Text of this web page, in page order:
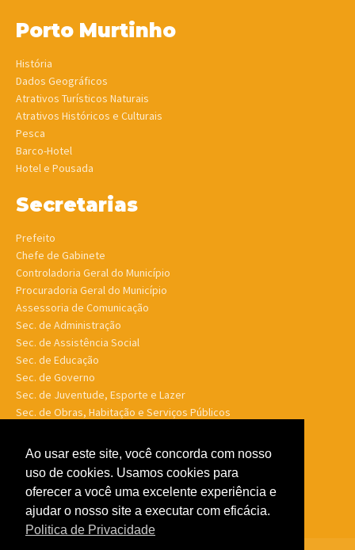
Porto Murtinho
História
Dados Geográficos
Atrativos Turísticos Naturais
Atrativos Históricos e Culturais
Pesca
Barco-Hotel
Hotel e Pousada
Secretarias
Prefeito
Chefe de Gabinete
Controladoria Geral do Município
Procuradoria Geral do Município
Assessoria de Comunicação
Sec. de Administração
Sec. de Assistência Social
Sec. de Educação
Sec. de Governo
Sec. de Juventude, Esporte e Lazer
Sec. de Obras, Habitação e Serviços Públicos
Sec. de Saúde
Sec. de Turismo
Sec. de Meio Ambiente, Desenv. Agrário, Aquicultura e Pesca
Ao usar este site, você concorda com nosso
uso de cookies. Usamos cookies para
oferecer a você uma excelente experiência e
ajudar o nosso site a executar com eficácia.
Politica de Privacidade